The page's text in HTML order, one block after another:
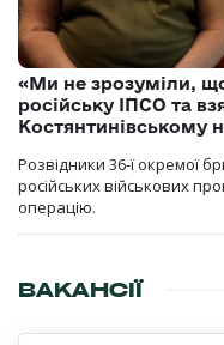
«Ми не зрозуміли,
російську ІПСО та
Костянтинівському
Розвідники 36-ї окремої
російських військових
операцію.
ВАКАНСІЇ